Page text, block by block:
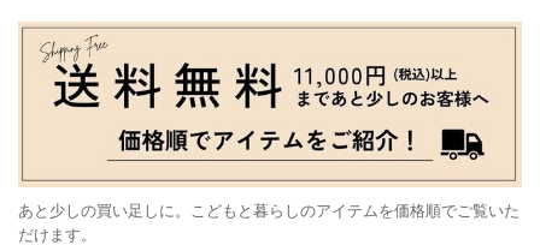
あと少しの買い足しに。こどもと暮らしのアイテムを価格順でご覧いた
だけます。